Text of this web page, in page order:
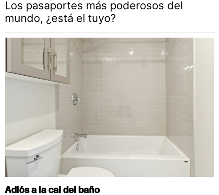
Los pasaportes más poderosos del
mundo, ¿está el tuyo?
Adiós a la cal del baño